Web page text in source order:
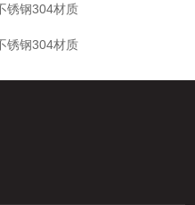
锈钢304材质
锈钢304材质